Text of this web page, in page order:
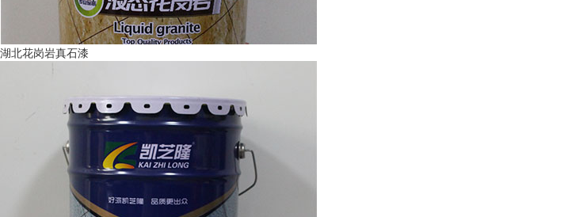
湖北花岗岩真石漆